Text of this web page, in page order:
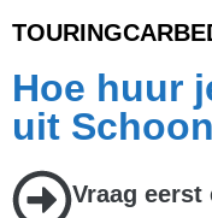
Hoe huur
uit
Vraag eerst